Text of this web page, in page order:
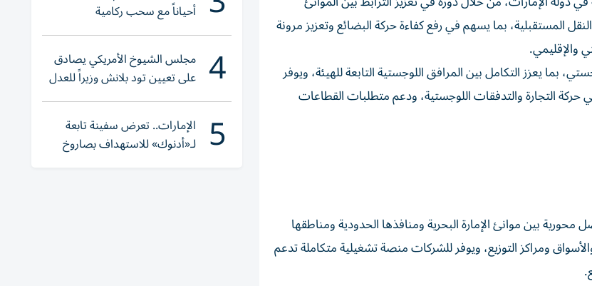
المستقبلية، بما يسهم في رفع كفاءة حركة البضائع وتعزيز مرونة
والإقليمي.
بما يعزز التكامل بين المرافق اللوجستية التابعة للهيئة، ويوفر
حركة التجارة والتدفقات اللوجستية، ودعم متطلبات القطاعات
بين موانئ الإمارة البحرية ومنافذها الحدودية ومناطقها
ومراكز التوزيع، ويوفر للشركات منصة تشغيلية متكاملة تدعم
أحياناً مع سحب ركامية
4 مجلس الشيوخ الأمريكي يصادق
على تعيين تود بلانش وزيراً للعدل
5 الإمارات.. تعرض سفينة تابعة
لـ«أدنوك» للاستهداف بصاروخ